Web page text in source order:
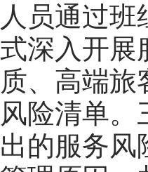
人员通过
式深入开展
质、高端
风险清单
出的服务风